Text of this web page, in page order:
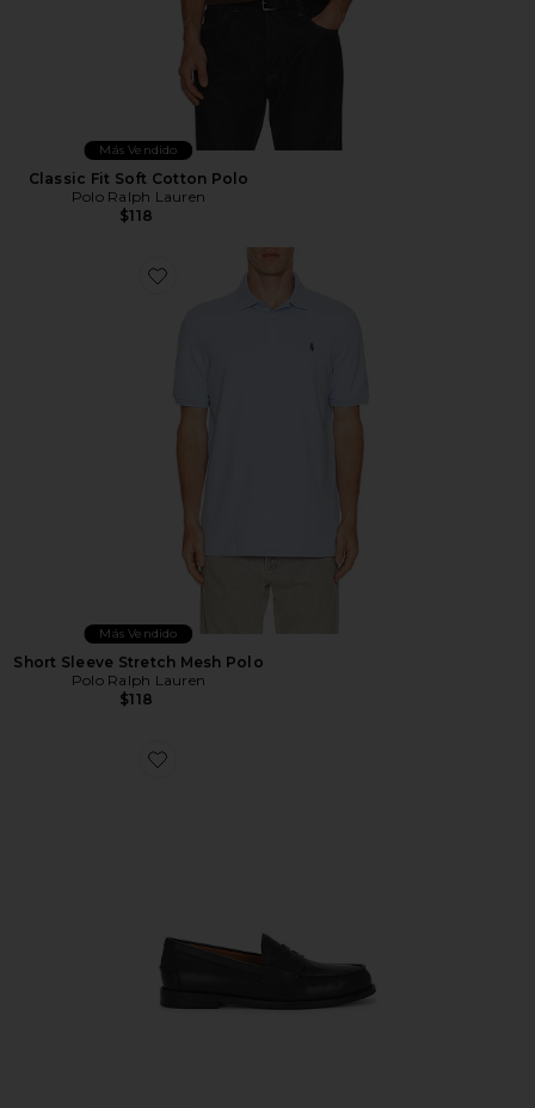
Más Vendido
Classic Fit Soft Cotton Polo
Polo Ralph Lauren
$118
Favorite Short Sleeve Stretch Mesh Polo
Más Vendido
Short Sleeve Stretch Mesh Polo
Polo Ralph Lauren
$118
Favorite MOCASÍN ALSTON